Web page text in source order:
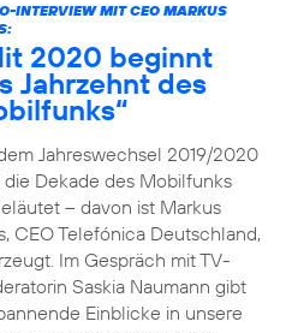
INTERVIEW MIT CEO MARKUS
2020 beginnt
Jahrzehnt des
Jahreswechsel 2019/2020
die Dekade des Mobilfunks
– davon ist Markus
CEO Telefónica Deutschland,
Im Gespräch mit TV-
Saskia Naumann gibt
Einblicke in unsere